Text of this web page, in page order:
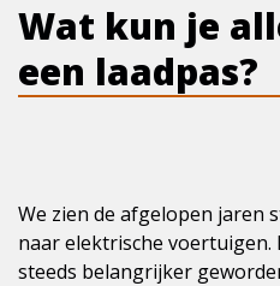
Wat kun je
een laadpas?
We zien de afgelopen jaren
naar elektrische voertuigen.
steeds belangrijker